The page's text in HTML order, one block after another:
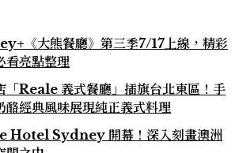
《大熊餐廳》第三季7/17上線，精彩
看亮點整理
「Reale 義式餐廳」插旗台北東區！手
酪經典風味展現純正義式料理
Hotel Sydney 開幕！深入刻畫澳洲